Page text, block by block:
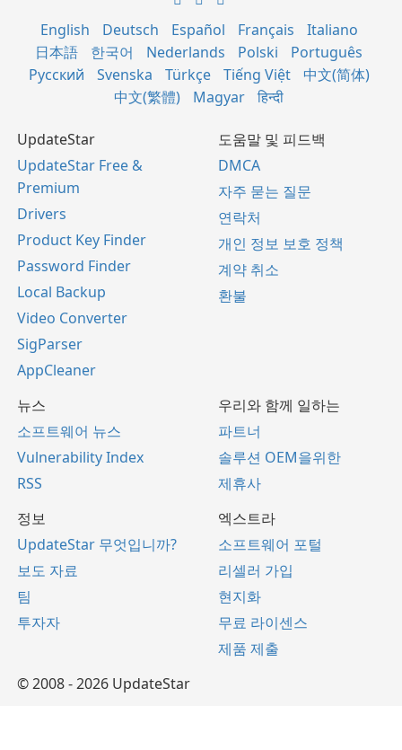
English Deutsch Español Français
Italiano
日本語
한국어 Nederlands Polski
Português
Русский
Svenska Türkçe Tiếng Việt
中文(简体)
中文(繁體)
Magyar हिन्दी
UpdateStar
UpdateStar Free &
Premium
Drivers
Product Key Finder
Password Finder
Local Backup
Video Converter
SigParser
AppCleaner
도움말 및 피드백
DMCA
자주 묻는 질문
연락처
개인 정보 보호 정책
계약 취소
환불
뉴스
소프트웨어 뉴스
Vulnerability Index
RSS
우리와 함께 일하는
파트너
솔루션 OEM을위한
제휴사
정보
UpdateStar 무엇입니까?
보도 자료
팀
투자자
엑스트라
소프트웨어 포털
리셀러 가입
현지화
무료 라이센스
제품 제출
© 2008 - 2026 UpdateStar